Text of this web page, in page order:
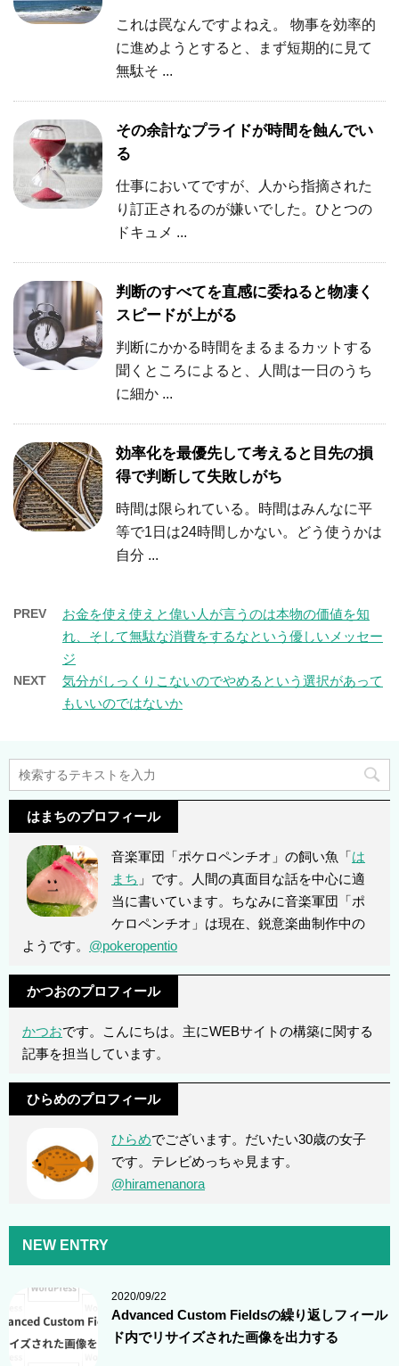
これは罠なんですよねえ。 物事を効率的
に進めようとすると、まず短期的に見て
無駄そ ...
その余計なプライドが時間を蝕んでい
る
仕事においてですが、人から指摘された
り訂正されるのが嫌いでした。ひとつの
ドキュメ ...
判断のすべてを直感に委ねると物凄く
スピードが上がる
判断にかかる時間をまるまるカットする
聞くところによると、人間は一日のうち
に細か ...
効率化を最優先して考えると目先の損
得で判断して失敗しがち
時間は限られている。時間はみんなに平
等で1日は24時間しかない。どう使うかは
自分 ...
PREV
お金を使え使えと偉い人が言うのは本物の価値を知
れ、そして無駄な消費をするなという優しいメッセー
ジ
NEXT
気分がしっくりこないのでやめるという選択があって
もいいのではないか
はまちのプロフィール
音楽軍団「ポケロペンチオ」の飼い魚「は
まち 」です。人間の真面目な話を中心に適
当に書いています。ちなみに音楽軍団「ポ
ケロペンチオ」は現在、鋭意楽曲制作中の
ようです。 @pokeropentio
かつおのプロフィール
かつおです。こんにちは。主にWEBサイトの構築に関する
記事を担当しています。
ひらめのプロフィール
ひらめでございます。だいたい30歳の女子
です。テレビめっちゃ見ます。
@hiramenanora
NEW ENTRY
2020/09/22
Advanced Custom Fieldsの繰り返しフィール
ド内でリサイズされた画像を出力する